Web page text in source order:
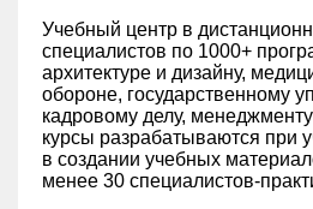
Учебный центр в
специалистов по 1000+
архитектуре и дизайну,
обороне, государственному
кадровому делу,
курсы разрабатываются при
в создании учебных
менее 30 специалистов-